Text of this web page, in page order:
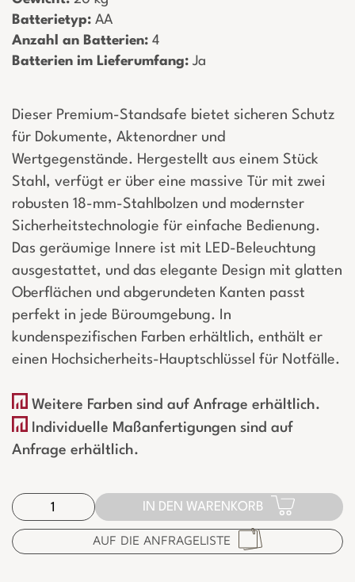
Batterietyp: ­ AA
Anzahl an Batterien: ­ 4
Batterien im Lieferumfang: ­ Ja
Dieser Premium-Standsafe bietet sicheren Schutz
für Dokumente, Aktenordner und
Wertgegenstände. Hergestellt aus einem Stück
Stahl, verfügt er über eine massive Tür mit zwei
robusten 18-mm-Stahlbolzen und modernster
Sicherheitstechnologie für einfache Bedienung.
Das geräumige Innere ist mit LED-Beleuchtung
ausgestattet, und das elegante Design mit glatten
Oberflächen und abgerundeten Kanten passt
perfekt in jede Büroumgebung. In
kundenspezifischen Farben erhältlich, enthält er
einen Hochsicherheits-Hauptschlüssel für Notfälle.
Weitere Farben sind auf Anfrage erhältlich.
Individuelle Maßanfertigungen sind auf
Anfrage erhältlich.
IN DEN WARENKORB
AUF DIE ANFRAGELISTE